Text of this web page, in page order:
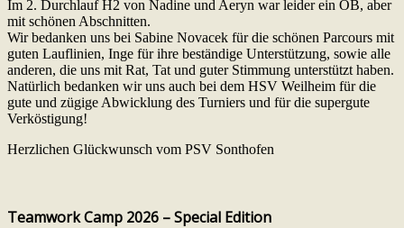
Im 2. Durchlauf H2 von Nadine und Aeryn war leider ein OB, aber
mit schönen Abschnitten.
Wir bedanken uns bei Sabine Novacek für die schönen Parcours mit
guten Lauflinien, Inge für ihre beständige Unterstützung, sowie alle
anderen, die uns mit Rat, Tat und guter Stimmung unterstützt haben.
Natürlich bedanken wir uns auch bei dem HSV Weilheim für die
gute und zügige Abwicklung des Turniers und für die supergute
Verköstigung!
Herzlichen Glückwunsch vom PSV Sonthofen
Teamwork Camp 2026 – Special Edition